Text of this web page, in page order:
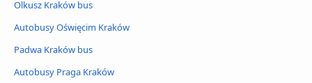
Olkusz Kraków bus
Autobusy Oświęcim Kraków
Padwa Kraków bus
Autobusy Praga Kraków